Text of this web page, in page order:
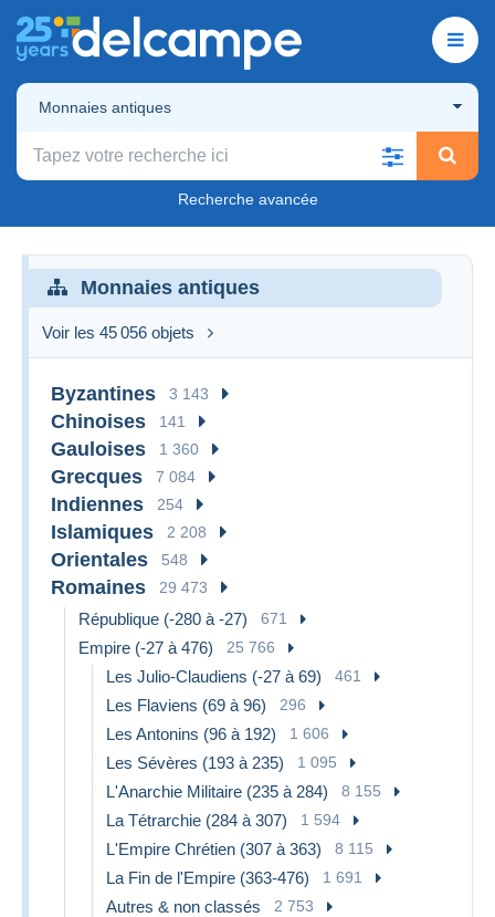
Monnaies antiques
Recherche avancée
Monnaies antiques
Voir les 45 056 objets
Byzantines 3 143
Chinoises 141
Gauloises 1 360
Grecques 7 084
Indiennes 254
Islamiques 2 208
Orientales 548
Romaines 29 473
République (-280 à -27) 671
Empire (-27 à 476) 25 766
Les Julio-Claudiens (-27 à 69) 461
Les Flaviens (69 à 96) 296
Les Antonins (96 à 192) 1 606
Les Sévères (193 à 235) 1 095
L'Anarchie Militaire (235 à 284) 8 155
La Tétrarchie (284 à 307) 1 594
L'Empire Chrétien (307 à 363) 8 115
La Fin de l'Empire (363-476) 1 691
Autres & non classés 2 753